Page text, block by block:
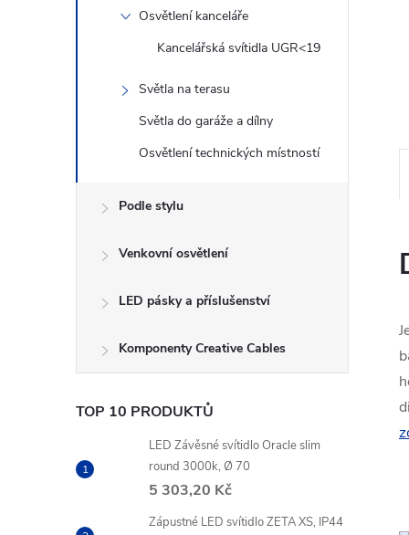
Osvětlení kanceláře
Kancelářská svítidla UGR<19
Světla na terasu
Světla do garáže a dílny
Osvětlení technických místností
Podle stylu
Venkovní osvětlení
LED pásky a příslušenství
Komponenty Creative Cables
TOP 10 PRODUKTŮ
LED Závěsné svítidlo Oracle slim
round 3000k, Ø 70
5 303,20 Kč
Zápustné LED svítidlo ZETA XS, IP44